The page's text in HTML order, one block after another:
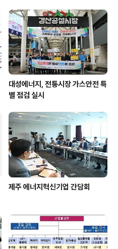
대성에너지, 전통시장 가스안전 특
별 점검 실시
제주 에너지혁신기업 간담회